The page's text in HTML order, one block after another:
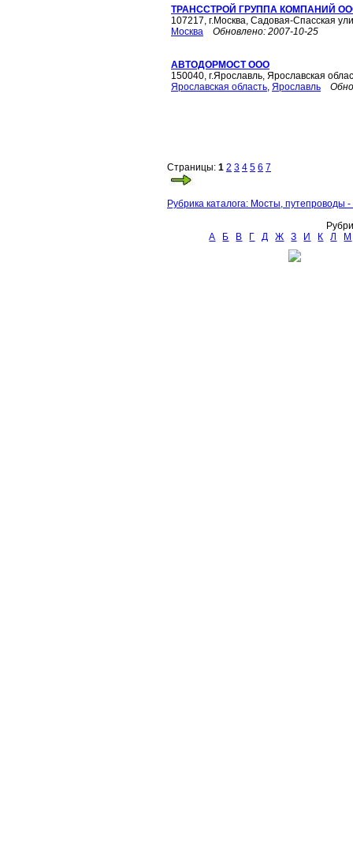
ТРАНССТРОЙ ГРУППА КОМПАНИЙ
107217, г.Москва, Садовая-Спасская
Москва
Обновлено: 2007-10-25
АВТОДОРМОСТ ООО
150040, г.Ярославль, Ярославская
Ярославская область, Ярославль
Страницы: 1 2 3 4 5 6 7
Рубрика каталога: Мосты, путепроводы
А
Б В Г Д Ж З И К Л М